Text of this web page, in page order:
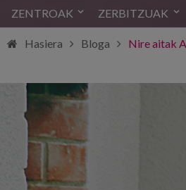
ZENTROAK ZERBITZUAK
Hasiera Bloga Nire aitak